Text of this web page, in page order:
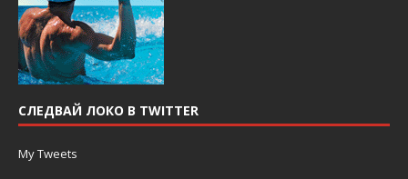
СЛЕДВАЙ ЛОКО В TWITTER
My Tweets